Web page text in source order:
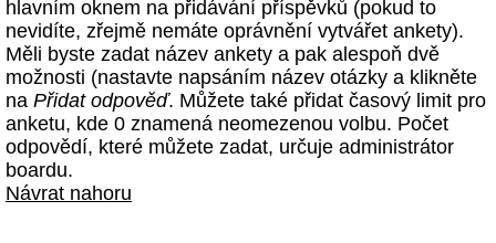
hlavním oknem na přidávání příspěvků (pokud to
nevidíte, zřejmě nemáte oprávnění vytvářet ankety).
Měli byste zadat název ankety a pak alespoň dvě
možnosti (nastavte napsáním název otázky a klikněte
na Přidat odpověď. Můžete také přidat časový limit pro
anketu, kde 0 znamená neomezenou volbu. Počet
odpovědí, které můžete zadat, určuje administrátor
boardu.
Návrat nahoru